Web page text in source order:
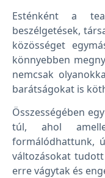
Esténként a
beszélgetések,
közösséget
könnyebben
nemcsak
barátságokat is
Összességében
túl, ahol
formálódhattunk,
változásokat
erre vágytak és